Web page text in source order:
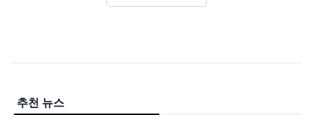
추천 뉴스